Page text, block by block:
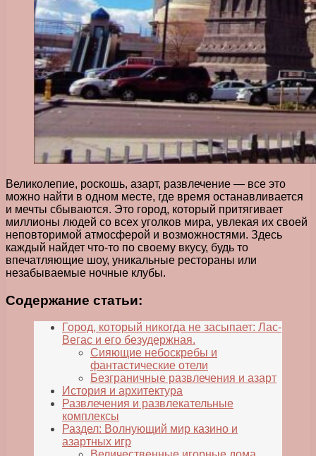
Великолепие, роскошь, азарт, развлечение — все это
можно найти в одном месте, где время останавливается
и мечты сбываются. Это город, который притягивает
миллионы людей со всех уголков мира, увлекая их своей
неповторимой атмосферой и возможностями. Здесь
каждый найдет что-то по своему вкусу, будь то
впечатляющие шоу, уникальные рестораны или
незабываемые ночные клубы.
Содержание статьи:
Город, который никогда не засыпает: Лас-
Вегас и его безудержная.
Сияющие небоскребы и
фантастические отели
Безграничные развлечения и азарт
История и архитектура
Развлечения и развлекательные
комплексы
Раздел: Волнующий мир казино и
азартных игр